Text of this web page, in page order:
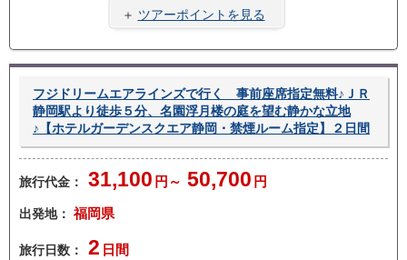
料金
旅
＋ ツアーポイントを見る
フジドリームエアラインズで行く 事前座席指定無料♪ＪＲ
静岡駅より徒歩５分、名園浮月楼の庭を望む静かな立地
♪【ホテルガーデンスクエア静岡・禁煙ルーム指定】２日間
旅行代金： 31,100 円～ 50,700 円
出発地： 福岡県
旅行日数： 2 日間